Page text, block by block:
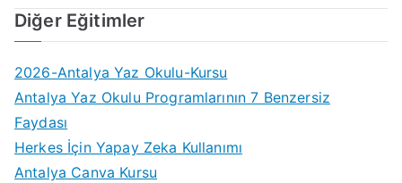
Diğer Eğitimler
2026-Antalya Yaz Okulu-Kursu
Antalya Yaz Okulu Programlarının 7 Benzersiz
Faydası
Herkes İçin Yapay Zeka Kullanımı
Antalya Canva Kursu